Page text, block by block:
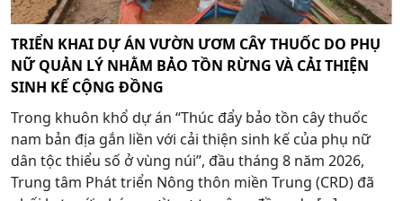
TRIỂN KHAI DỰ ÁN VƯỜN ƯƠM CÂY THUỐC DO PHỤ
NỮ QUẢN LÝ NHẰM BẢO TỒN RỪNG VÀ CẢI THIỆN
SINH KẾ CỘNG ĐỒNG
Trong khuôn khổ dự án “Thúc đẩy bảo tồn cây thuốc
nam bản địa gắn liền với cải thiện sinh kế của phụ nữ
dân tộc thiểu số ở vùng núi”, đầu tháng 8 năm 2026,
Trung tâm Phát triển Nông thôn miền Trung (CRD) đã